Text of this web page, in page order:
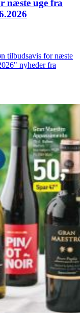
næste uge fra
tilbudsavis for næste
nyheder fra